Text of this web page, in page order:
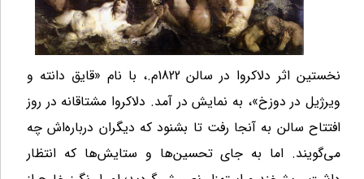
نخستین اثر دلاکروا در سالن 1822م.، با نام «قایق دانته و
ویرژیل در دوزخ»، به نمایش در آمد. دلاکروا مشتاقانه در روز
افتتاح سالن به آنجا رفت تا بشنود که دیگران درباره‌‌‌اش چه
می‌‌‌گویند. اما به جای تحسین‌‌‌ها و ستایش‌‌‌ها که انتظار